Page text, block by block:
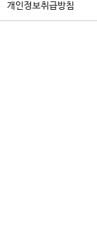
개인정보취급방침